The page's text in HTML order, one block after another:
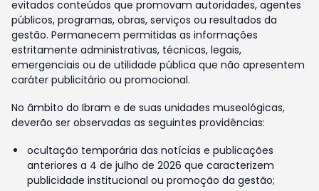
evitados conteúdos que promovam autoridades, agentes
públicos, programas, obras, serviços ou resultados da
gestão. Permanecem permitidas as informações
estritamente administrativas, técnicas, legais,
emergenciais ou de utilidade pública que não apresentem
caráter publicitário ou promocional.
No âmbito do Ibram e de suas unidades museológicas,
deverão ser observadas as seguintes providências:
ocultação temporária das notícias e publicações
anteriores a 4 de julho de 2026 que caracterizem
publicidade institucional ou promoção da gestão;